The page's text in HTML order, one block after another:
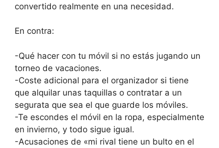
convertido realmente en una necesidad.
En contra:
-Qué hacer con tu móvil si no estás jugando un
torneo de vacaciones.
-Coste adicional para el organizador si tiene
que alquilar unas taquillas o contratar a un
segurata que sea el que guarde los móviles.
-Te escondes el móvil en la ropa, especialmente
en invierno, y todo sigue igual.
-Acusaciones de «mi rival tiene un bulto en el